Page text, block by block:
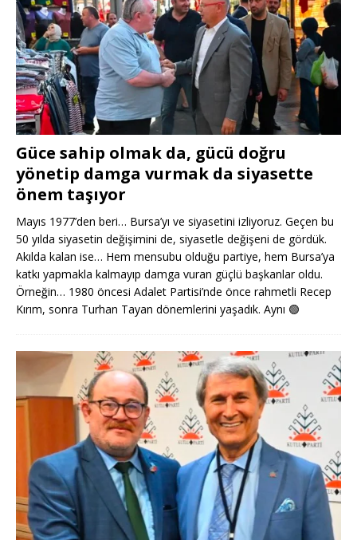
Güce sahip olmak da, gücü doğru
yönetip damga vurmak da siyasette
önem taşıyor
Mayıs 1977’den beri… Bursa’yı ve siyasetini izliyoruz. Geçen bu
50 yılda siyasetin değişimini de, siyasetle değişeni de gördük.
Akılda kalan ise… Hem mensubu olduğu partiye, hem Bursa’ya
katkı yapmakla kalmayıp damga vuran güçlü başkanlar oldu.
Örneğin… 1980 öncesi Adalet Partisi’nde önce rahmetli Recep
Kırım, sonra Turhan Tayan dönemlerini yaşadık. Aynı 🟢